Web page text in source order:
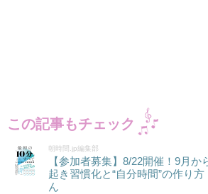
この記事もチェック
朝時間.jp編集部
【参加者募集】8/22開催！9月
起き習慣化と“自分時間”の作り
ん